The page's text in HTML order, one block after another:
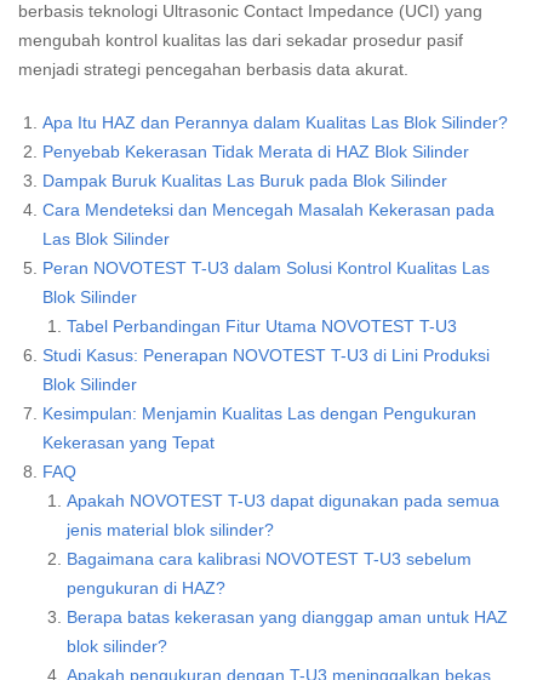
berbasis teknologi Ultrasonic Contact Impedance (UCI) yang
mengubah kontrol kualitas las dari sekadar prosedur pasif
menjadi strategi pencegahan berbasis data akurat.
Apa Itu HAZ dan Perannya dalam Kualitas Las Blok Silinder?
Penyebab Kekerasan Tidak Merata di HAZ Blok Silinder
Dampak Buruk Kualitas Las Buruk pada Blok Silinder
Cara Mendeteksi dan Mencegah Masalah Kekerasan pada
Las Blok Silinder
Peran NOVOTEST T-U3 dalam Solusi Kontrol Kualitas Las
Blok Silinder
Tabel Perbandingan Fitur Utama NOVOTEST T-U3
Studi Kasus: Penerapan NOVOTEST T-U3 di Lini Produksi
Blok Silinder
Kesimpulan: Menjamin Kualitas Las dengan Pengukuran
Kekerasan yang Tepat
FAQ
Apakah NOVOTEST T-U3 dapat digunakan pada semua
jenis material blok silinder?
Bagaimana cara kalibrasi NOVOTEST T-U3 sebelum
pengukuran di HAZ?
Berapa batas kekerasan yang dianggap aman untuk HAZ
blok silinder?
Apakah pengukuran dengan T-U3 meninggalkan bekas